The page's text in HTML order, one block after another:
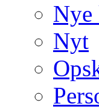
Nye
Nyt